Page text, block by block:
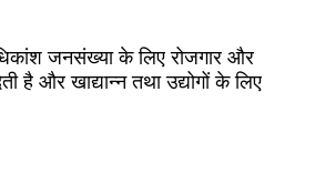
जनसंख्या के लिए रोजगार और
और खाद्यान्न तथा उद्योगों के लिए